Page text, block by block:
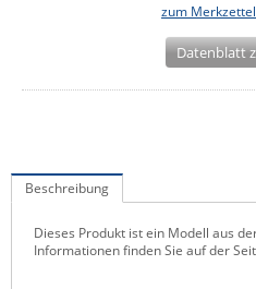
Kramer Electronics
Legrand
Moxa
Netio
zum
Datenblatt
Beschreibung
Dieses Produkt ist ein Modell aus
Informationen finden Sie auf der